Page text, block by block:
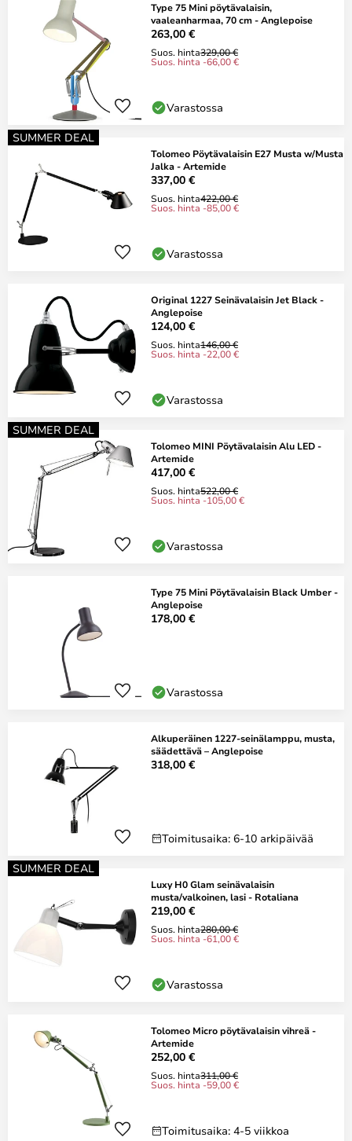
Type 75 Mini pöytävalaisin,
vaaleanharmaa, 70 cm - Anglepoise
263,00 €
Suos. hinta329,00 €
Suos. hinta -66,00 €
Varastossa
SUMMER DEAL
Tolomeo Pöytävalaisin E27 Musta w/Musta
Jalka - Artemide
337,00 €
Suos. hinta422,00 €
Suos. hinta -85,00 €
Varastossa
Original 1227 Seinävalaisin Jet Black -
Anglepoise
124,00 €
Suos. hinta146,00 €
Suos. hinta -22,00 €
Varastossa
SUMMER DEAL
Tolomeo MINI Pöytävalaisin Alu LED -
Artemide
417,00 €
Suos. hinta522,00 €
Suos. hinta -105,00 €
Varastossa
Type 75 Mini Pöytävalaisin Black Umber -
Anglepoise
178,00 €
Varastossa
Alkuperäinen 1227-seinälamppu, musta,
säädettävä – Anglepoise
318,00 €
Toimitusaika: 6-10 arkipäivää
SUMMER DEAL
Luxy H0 Glam seinävalaisin
musta/valkoinen, lasi - Rotaliana
219,00 €
Suos. hinta280,00 €
Suos. hinta -61,00 €
Varastossa
Tolomeo Micro pöytävalaisin vihreä -
Artemide
252,00 €
Suos. hinta311,00 €
Suos. hinta -59,00 €
Toimitusaika: 4-5 viikkoa